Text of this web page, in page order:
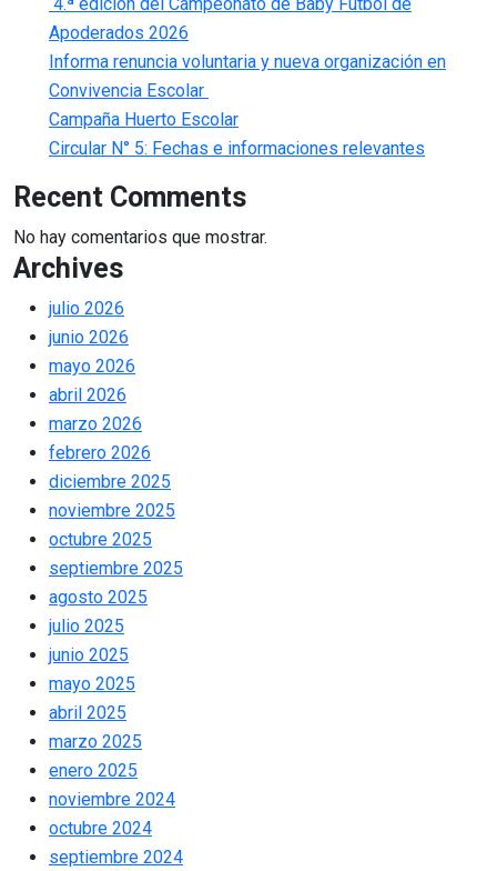
Apoderados 2026
Informa renuncia voluntaria y nueva organización en
Convivencia Escolar
Campaña Huerto Escolar
Circular N° 5: Fechas e informaciones relevantes
Recent Comments
No hay comentarios que mostrar.
Archives
julio 2026
junio 2026
mayo 2026
abril 2026
marzo 2026
febrero 2026
diciembre 2025
noviembre 2025
octubre 2025
septiembre 2025
agosto 2025
julio 2025
junio 2025
mayo 2025
abril 2025
marzo 2025
enero 2025
noviembre 2024
octubre 2024
septiembre 2024